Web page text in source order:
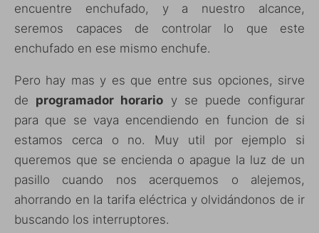
encuentre enchufado, y a nuestro alcance,
seremos capaces de controlar lo que este
enchufado en ese mismo enchufe.
Pero hay mas y es que entre sus opciones, sirve
de programador horario y se puede configurar
para que se vaya encendiendo en funcion de si
estamos cerca o no. Muy util por ejemplo si
queremos que se encienda o apague la luz de un
pasillo cuando nos acerquemos o alejemos,
ahorrando en la tarifa eléctrica y olvidándonos de ir
buscando los interruptores.